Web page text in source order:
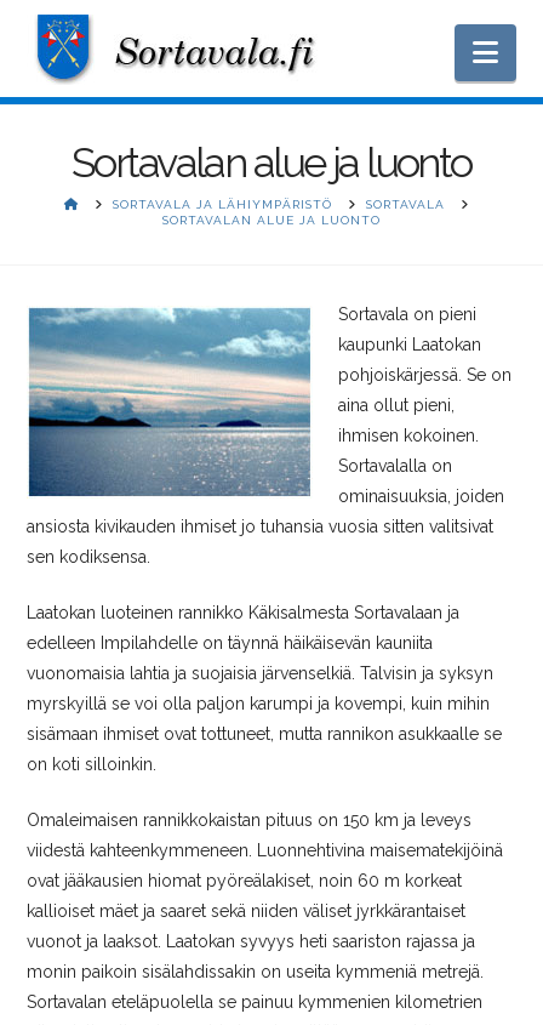
Sortavalan alue ja luonto
HOMESORTAVALA JA LÄHIYMPÄRISTÖ
SORTAVALA
SORTAVALAN ALUE JA LUONTO
Sortavala on pieni
kaupunki Laatokan
pohjoiskärjessä. Se on
aina ollut pieni,
ihmisen kokoinen.
Sortavalalla on
ominaisuuksia, joiden
ansiosta kivikauden ihmiset jo tuhansia vuosia sitten valitsivat
sen kodiksensa.
Laatokan luoteinen rannikko Käkisalmesta Sortavalaan ja
edelleen Impilahdelle on täynnä häikäisevän kauniita
vuonomaisia lahtia ja suojaisia järvenselkiä. Talvisin ja syksyn
myrskyillä se voi olla paljon karumpi ja kovempi, kuin mihin
sisämaan ihmiset ovat tottuneet, mutta rannikon asukkaalle se
on koti silloinkin.
Omaleimaisen rannikkokaistan pituus on 150 km ja leveys
viidestä kahteenkymmeneen. Luonnehtivina maisematekijöinä
ovat jääkausien hiomat pyöreälakiset, noin 60 m korkeat
kallioiset mäet ja saaret sekä niiden väliset jyrkkärantaiset
vuonot ja laaksot. Laatokan syvyys heti saariston rajassa ja
monin paikoin sisälahdissakin on useita kymmeniä metrejä.
Sortavalan eteläpuolella se painuu kymmenien kilometrien